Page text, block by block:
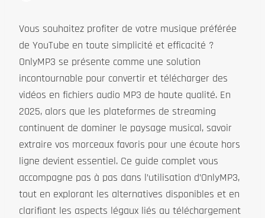
Vous souhaitez profiter de votre musique préférée
de YouTube en toute simplicité et efficacité ?
OnlyMP3 se présente comme une solution
incontournable pour convertir et télécharger des
vidéos en fichiers audio MP3 de haute qualité. En
2025, alors que les plateformes de streaming
continuent de dominer le paysage musical, savoir
extraire vos morceaux favoris pour une écoute hors
ligne devient essentiel. Ce guide complet vous
accompagne pas à pas dans l’utilisation d’OnlyMP3,
tout en explorant les alternatives disponibles et en
clarifiant les aspects légaux liés au téléchargement